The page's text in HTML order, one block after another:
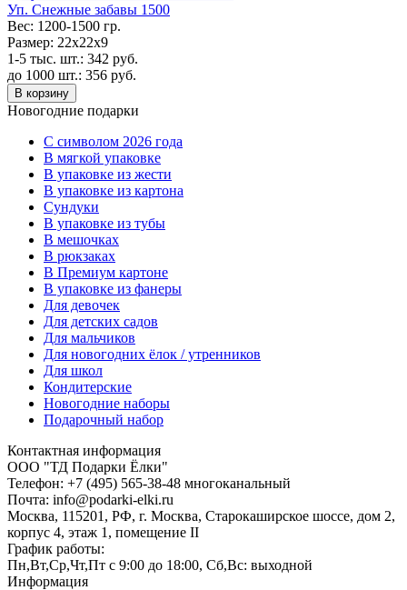
Уп. Снежные забавы 1500
Вес: 1200-1500 гр.
Размер: 22х22х9
1-5 тыс. шт.: 342 руб.
до 1000 шт.: 356 руб.
В корзину
Новогодние подарки
C символом 2026 года
В мягкой упаковке
В упаковке из жести
В упаковке из картона
Сундуки
В упаковке из тубы
В мешочках
В рюкзаках
В Премиум картоне
В упаковке из фанеры
Для девочек
Для детских садов
Для мальчиков
Для новогодних ёлок / утренников
Для школ
Кондитерские
Новогодние наборы
Подарочный набор
Контактная информация
ООО "ТД Подарки Ёлки"
Телефон: +7 (495) 565-38-48 многоканальный
Почта: info@podarki-elki.ru
Москва, 115201, РФ, г. Москва, Старокаширское шоссе, дом 2,
корпус 4, этаж 1, помещение II
График работы:
Пн,Вт,Ср,Чт,Пт с 9:00 до 18:00, Сб,Вс: выходной
Информация